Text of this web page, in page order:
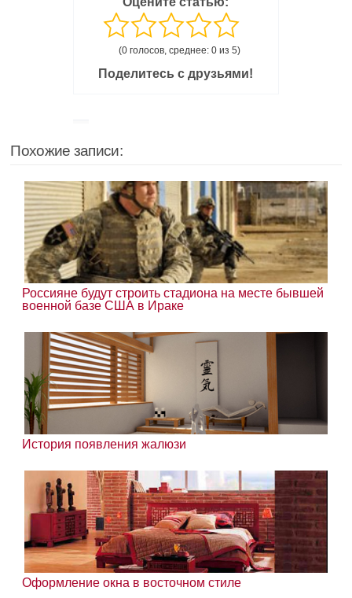
(0 голосов, среднее: 0 из 5)
Поделитесь с друзьями!
Похожие записи:
Россияне будут строить стадиона на месте бывшей
военной базе США в Ираке
История появления жалюзи
Оформление окна в восточном стиле